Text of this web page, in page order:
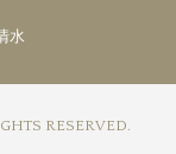
水
RESERVED.